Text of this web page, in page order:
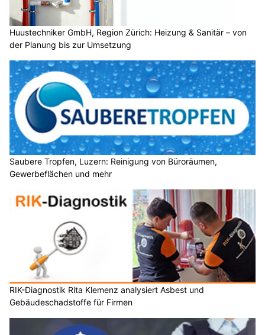
Huustechniker GmbH, Region Zürich: Heizung & Sanitär – von
der Planung bis zur Umsetzung
Saubere Tropfen, Luzern: Reinigung von Büroräumen,
Gewerbeflächen und mehr
RIK-Diagnostik Rita Klemenz analysiert Asbest und
Gebäudeschadstoffe für Firmen